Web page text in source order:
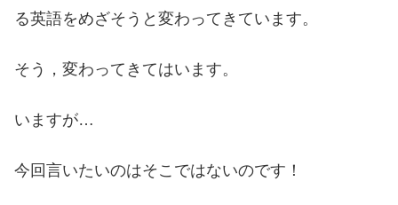
る英語をめざそうと変わってきています。
そう，変わってきてはいます。
いますが…
今回言いたいのはそこではないのです！